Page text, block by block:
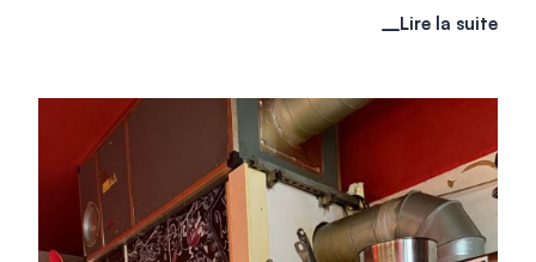
Lire la suite